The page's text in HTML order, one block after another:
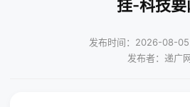
挂-科技要
发布时间：2026-08-05
发布者：递广